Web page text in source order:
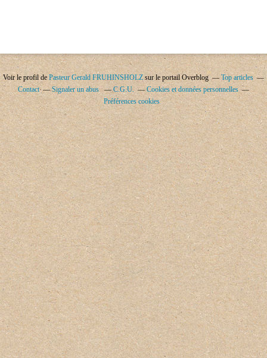
Voir le profil de Pasteur Gerald FRUHINSHOLZ sur le portail Overblog
Top articles
Contact
Signaler un abus C.G.U.
Cookies et données personnelles
Préférences cookies